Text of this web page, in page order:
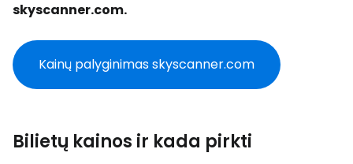
skyscanner.com.
Kainų palyginimas skyscanner.com
Bilietų kainos ir kada pirkti